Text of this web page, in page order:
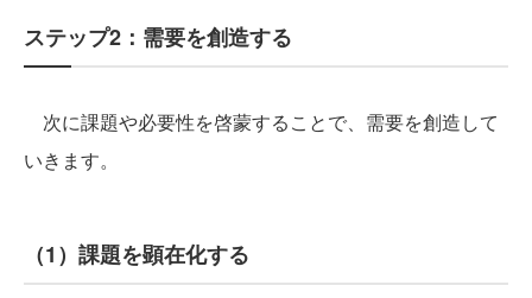
ステップ2：需要を創造する
次に課題や必要性を啓蒙することで、需要を創造して
いきます。
（1）課題を顕在化する